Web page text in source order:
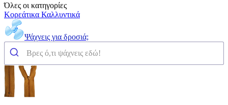
Όλες οι κατηγορίες
Κορεάτικα Καλλυντικά
Ψάχνεις για δροσιά;